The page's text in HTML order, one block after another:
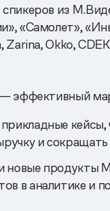
из
«Самолет»,
Okko,
эффективный
и
новые продукты
в аналитике и